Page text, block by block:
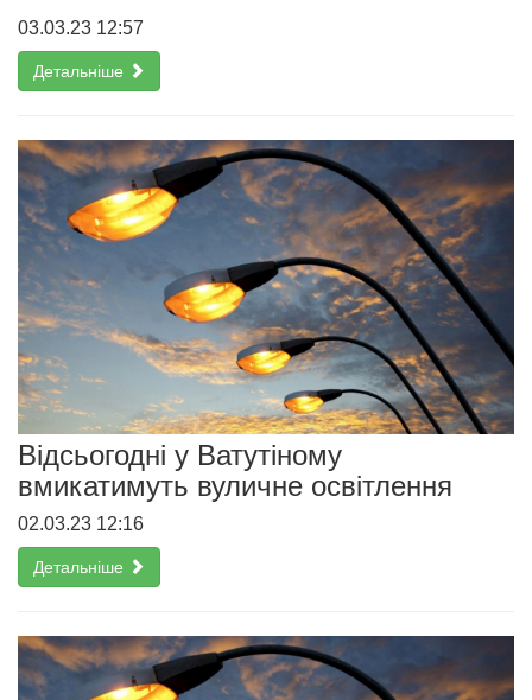
03.03.23 12:57
Детальніше
Відсьогодні у Ватутіному
вмикатимуть вуличне освітлення
02.03.23 12:16
Детальніше